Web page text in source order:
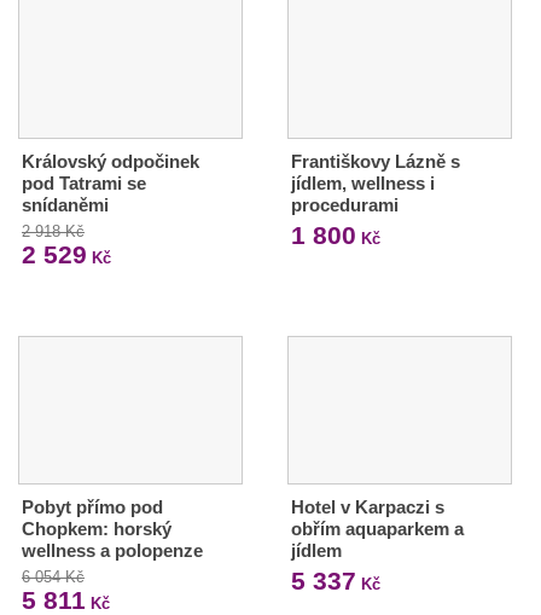
Královský odpočinek
pod Tatrami se
snídaněmi
2 918 Kč
2 529 Kč
Františkovy Lázně s
jídlem, wellness i
procedurami
1 800 Kč
Pobyt přímo pod
Chopkem: horský
wellness a polopenze
6 054 Kč
5 811 Kč
Hotel v Karpaczi s
obřím aquaparkem a
jídlem
5 337 Kč